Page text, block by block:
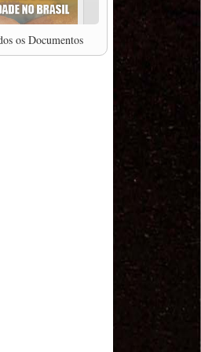
em Ciências da
Grohmann, que
que visa
por melhores
os Documentos